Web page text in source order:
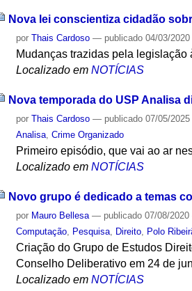
Nova lei conscientiza cidadão
porThais Cardoso — publicado 04/03/
Mudanças trazidas pela
Localizado em NOTÍCIAS
Nova temporada do USP Analisa
porThais Cardoso — publicado 07/05/
Analisa ,Crime Organizado
Primeiro episódio, que vai ao ar
Localizado em NOTÍCIAS
Novo grupo é dedicado a temas
por Mauro Bellesa — publicado 07/08/2020
Computação Pesquisa Direito Polo
Criação do Grupo de Estudos
Conselho Deliberativo em 24 de
Localizado em NOTÍCIAS